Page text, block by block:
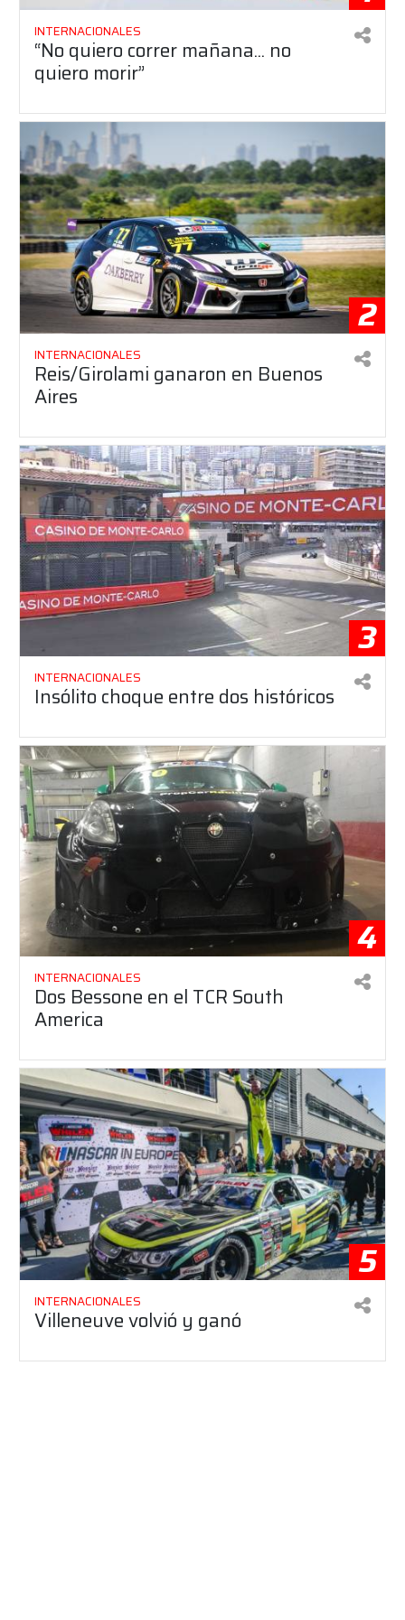
INTERNACIONALES
“No quiero correr mañana... no
quiero morir”
2
INTERNACIONALES
Reis/Girolami ganaron en Buenos
Aires
3
INTERNACIONALES
Insólito choque entre dos históricos
4
INTERNACIONALES
Dos Bessone en el TCR South
America
5
INTERNACIONALES
Villeneuve volvió y ganó